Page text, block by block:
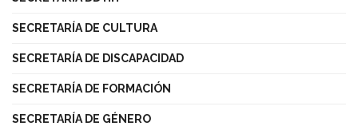
SECRETARÍA DE CULTURA
SECRETARÍA DE DISCAPACIDAD
SECRETARÍA DE FORMACIÓN
SECRETARÍA DE GÉNERO